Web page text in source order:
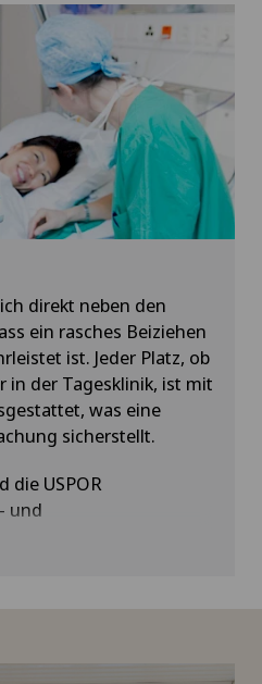
direkt neben den
ein rasches Beiziehen
ist. Jeder Platz, ob
in der Tagesklinik, ist mit
was eine
sicherstellt.
die USPOR
und
von einem
im 7-mal-24-